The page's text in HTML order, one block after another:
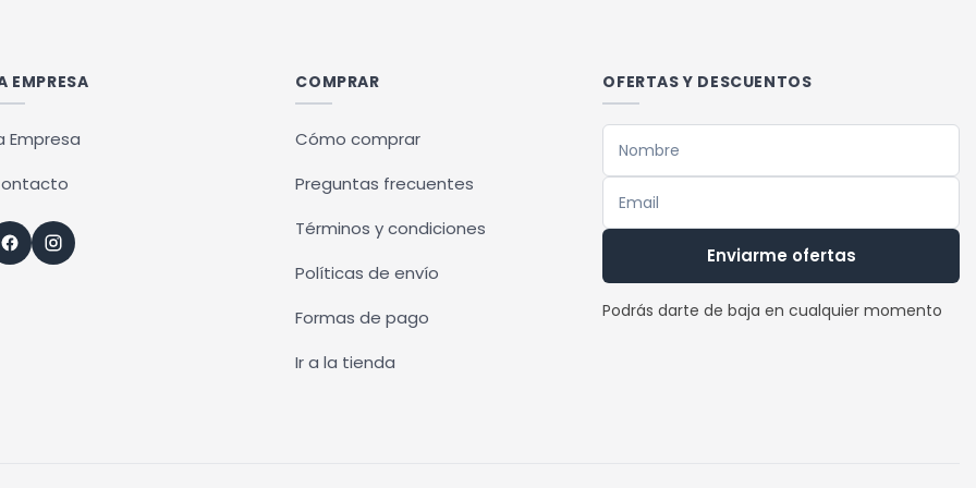
opciones
página
EMPRESA
Empresa
COMPRAR
Cómo comprar
Preguntas frecuentes
Términos y condiciones
Políticas de envío
Formas de pago
Ir a la tienda
OFERTAS Y DESCUENTOS
Enviarme ofertas
Podrás darte de baja en cualquier momento